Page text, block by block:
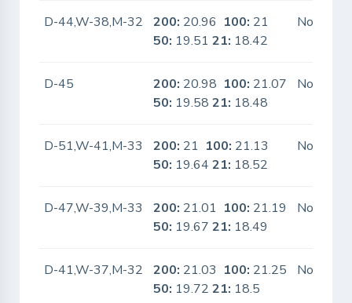
D-44,W-38,M-32 200: 20.96 100: 21
50: 19.5121: 18.42
No
D-45 200: 20.98 100: 21.07
50: 19.5821: 18.48
No
D-51,W-41,M-33 200: 21 100: 21.13
50: 19.6421: 18.52
No
D-47,W-39,M-33 200: 21.01 100: 21.19
50: 19.6721: 18.49
No
D-41,W-37,M-32 200: 21.03 100: 21.25
50: 19.7221: 18.5
No